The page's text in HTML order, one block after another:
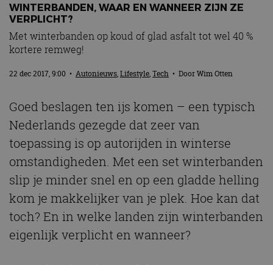
WINTERBANDEN, WAAR EN WANNEER ZIJN ZE
VERPLICHT?
Met winterbanden op koud of glad asfalt tot wel 40 %
kortere remweg!
22 dec 2017, 9:00 • Autonieuws,Lifestyle,Tech • DoorWim Otten
Goed beslagen ten ijs komen – een typisch
Nederlands gezegde dat zeer van
toepassing is op autorijden in winterse
omstandigheden. Met een set winterbanden
slip je minder snel en op een gladde helling
kom je makkelijker van je plek. Hoe kan dat
toch? En in welke landen zijn winterbanden
eigenlijk verplicht en wanneer?